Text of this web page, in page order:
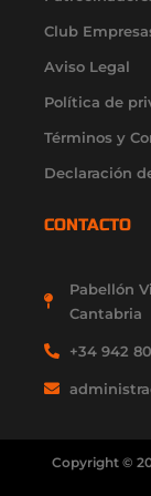
Club
Aviso Legal
Política de
Términos y
Declaración
CONTACTO
Pabellón
Cantabria
+34 942
Copyright ©